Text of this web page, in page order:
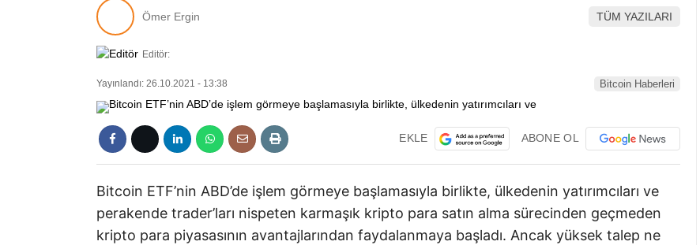
Ömer Ergin TÜM YAZILARI
Editör:
Yayınlandı: 26.10.2021 - 13:38 Bitcoin Haberleri
EKLE ABONE OL
Bitcoin ETF’nin ABD’de işlem görmeye başlamasıyla birlikte, ülkedenin yatırımcıları ve
perakende trader’ları nispeten karmaşık kripto para satın alma sürecinden geçmeden
kripto para piyasasının avantajlarından faydalanmaya başladı. Ancak yüksek talep ne